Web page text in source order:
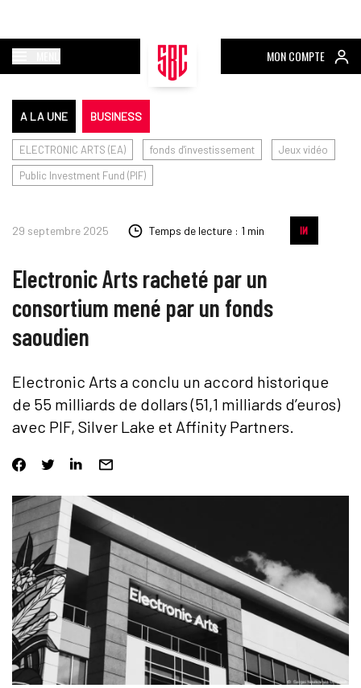
MON COMPTE
A LA UNE BUSINESS
ELECTRONIC ARTS (EA) fonds d'investissement
Jeux vidéo
Public Investment Fund (PIF)
29 septembre 2025 Temps de lecture : 1 min
Electronic Arts racheté par un
consortium mené par un fonds
saoudien
Electronic Arts a conclu un accord historique
de 55 milliards de dollars (51,1 milliards d’euros)
avec PIF, Silver Lake et Affinity Partners.